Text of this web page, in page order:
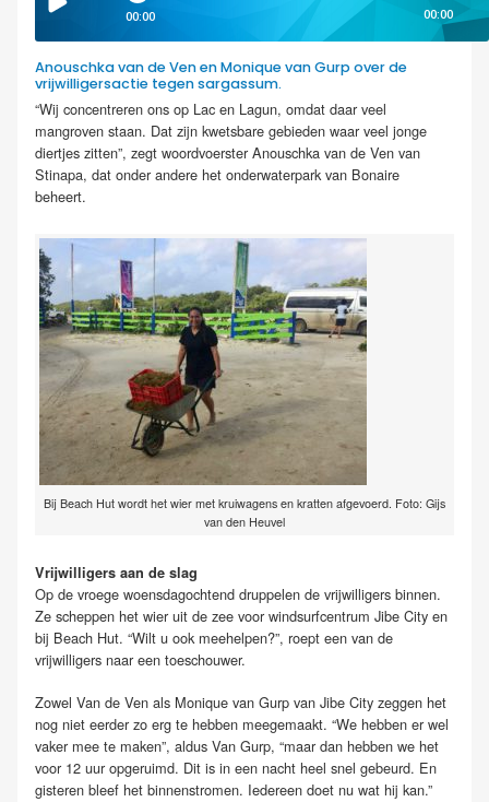
00:00 00:00
Anouschka van de Ven en Monique van Gurp over de
vrijwilligersactie tegen sargassum.
“Wij concentreren ons op Lac en Lagun, omdat daar veel
mangroven staan. Dat zijn kwetsbare gebieden waar veel jonge
diertjes zitten”, zegt woordvoerster Anouschka van de Ven van
Stinapa, dat onder andere het onderwaterpark van Bonaire
beheert.
Bij Beach Hut wordt het wier met kruiwagens en kratten afgevoerd. Foto: Gijs
van den Heuvel
Vrijwilligers aan de slag
Op de vroege woensdagochtend druppelen de vrijwilligers binnen.
Ze scheppen het wier uit de zee voor windsurfcentrum Jibe City en
bij Beach Hut. “Wilt u ook meehelpen?”, roept een van de
vrijwilligers naar een toeschouwer.
Zowel Van de Ven als Monique van Gurp van Jibe City zeggen het
nog niet eerder zo erg te hebben meegemaakt. “We hebben er wel
vaker mee te maken”, aldus Van Gurp, “maar dan hebben we het
voor 12 uur opgeruimd. Dit is in een nacht heel snel gebeurd. En
gisteren bleef het binnenstromen. Iedereen doet nu wat hij kan.”